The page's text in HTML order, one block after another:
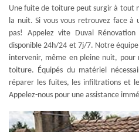
Une fuite de toiture peut surgir à tout
la nuit. Si vous vous retrouvez face
pas! Appelez vite Duval
disponible 24h/24 et 7j/7. Notre
intervenir, même en pleine nuit, pour
toiture. Équipés du matériel
réparer les fuites, les infiltrations et
Appelez-nous pour une assistance